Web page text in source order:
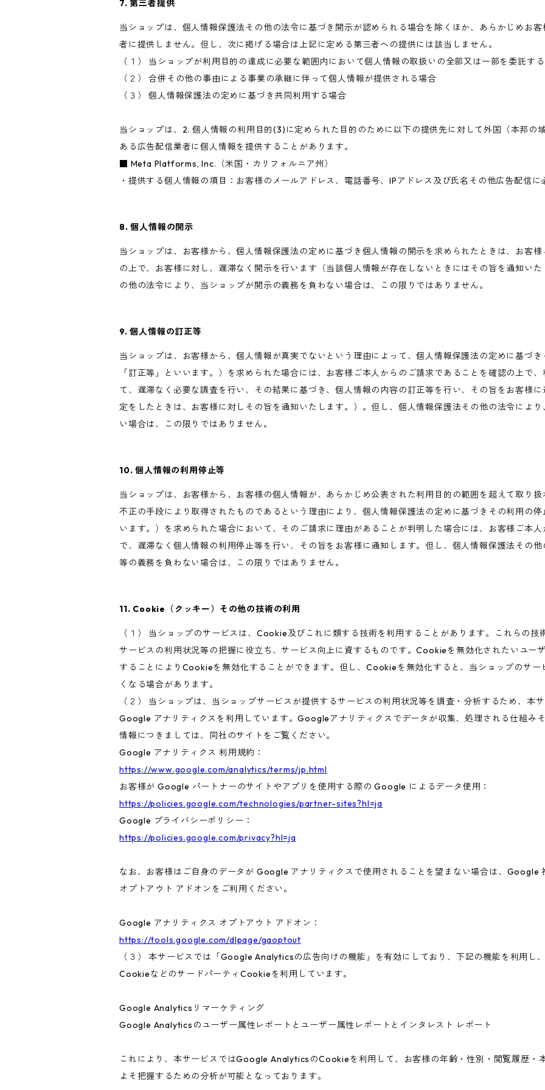
7. 第三者提供
当ショップは、個人情報保護法その他の法令に基づき開示が認められる場合を除くほか、あらかじめお
者に提供しません。但し、次に掲げる場合は上記に定める第三者への提供には該当しません。
（１） 当ショップが利用目的の達成に必要な範囲内において個人情報の取扱いの全部又は一部を委託す
（２） 合併その他の事由による事業の承継に伴って個人情報が提供される場合
（３） 個人情報保護法の定めに基づき共同利用する場合
当ショップは、2. 個人情報の利用目的(3)に定められた目的のために以下の提供先に対して外国（本邦の
ある広告配信業者に個人情報を提供することがあります。
■ Meta Platforms, Inc.（米国・カリフォルニア州）
・提供する個人情報の項目：お客様のメールアドレス、電話番号、IPアドレス及び氏名その他広告配信に
8. 個人情報の開示
当ショップは、お客様から、個人情報保護法の定めに基づき個人情報の開示を求められたときは、お客
の上で、お客様に対し、遅滞なく開示を行います（当該個人情報が存在しないときにはその旨を通知い
の他の法令により、当ショップが開示の義務を負わない場合は、この限りではありません。
9. 個人情報の訂正等
当ショップは、お客様から、個人情報が真実でないという理由によって、個人情報保護法の定めに基づ
「訂正等」といいます。）を求められた場合には、お客様ご本人からのご請求であることを確認の上で
て、遅滞なく必要な調査を行い、その結果に基づき、個人情報の内容の訂正等を行い、その旨をお客様
定をしたときは、お客様に対しその旨を通知いたします。）。但し、個人情報保護法その他の法令によ
い場合は、この限りではありません。
10. 個人情報の利用停止等
当ショップは、お客様から、お客様の個人情報が、あらかじめ公表された利用目的の範囲を超えて取り
不正の手段により取得されたものであるという理由により、個人情報保護法の定めに基づきその利用の
います。）を求められた場合において、そのご請求に理由があることが判明した場合には、お客様ご本
で、遅滞なく個人情報の利用停止等を行い、その旨をお客様に通知します。但し、個人情報保護法その
等の義務を負わない場合は、この限りではありません。
11. Cookie（クッキー）その他の技術の利用
（１） 当ショップのサービスは、Cookie及びこれに類する技術を利用することがあります。これらの
サービスの利用状況等の把握に役立ち、サービス向上に資するものです。Cookieを無効化されたいユー
することによりCookieを無効化することができます。但し、Cookieを無効化すると、当ショップのサ
くなる場合があります。
（２） 当ショップは、当ショップサービスが提供するサービスの利用状況等を調査・分析するため、本
Google アナリティクスを利用しています。Googleアナリティクスでデータが収集、処理される仕組み
情報につきましては、同社のサイトをご覧ください。
Google アナリティクス 利用規約：
https://www.google.com/analytics/terms/jp.html
お客様が Google パートナーのサイトやアプリを使用する際の Google によるデータ使用：
https://policies.google.com/technologies/partner-sites?hl=ja
Google プライバシーポリシー：
https://policies.google.com/privacy?hl=ja
なお、お客様はご自身のデータが Google アナリティクスで使用されることを望まない場合は、
オプトアウト アドオンをご利用ください。
Google アナリティクス オプトアウト アドオン：
https://tools.google.com/dlpage/gaoptout
（３） 本サービスでは「Google Analyticsの広告向けの機能」を有効にしており、下記の機能を利用し
CookieなどのサードパーティCookieを利用しています。
Google Analyticsリマーケティング
Google Analyticsのユーザー属性レポートとユーザー属性レポートとインタレスト レポート
これにより、本サービスではGoogle AnalyticsのCookieを利用して、お客様の年齢・性別・閲覧履歴・
よそ把握するための分析が可能となっております。